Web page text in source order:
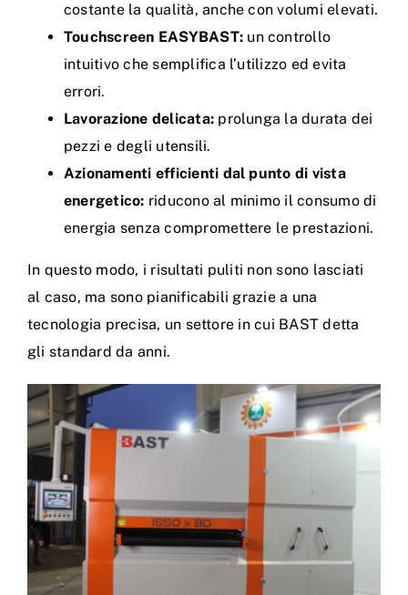
costante la qualità, anche con volumi elevati.
Touchscreen EASYBAST: un controllo
intuitivo che semplifica l’utilizzo ed evita
errori.
Lavorazione delicata: prolunga la durata dei
pezzi e degli utensili.
Azionamenti efficienti dal punto di vista
energetico: riducono al minimo il consumo di
energia senza compromettere le prestazioni.
In questo modo, i risultati puliti non sono lasciati
al caso, ma sono pianificabili grazie a una
tecnologia precisa, un settore in cui BAST detta
gli standard da anni.